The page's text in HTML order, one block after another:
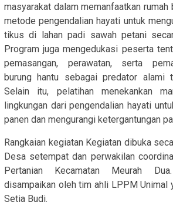
masyarakat dalam memanfaatkan rumah
metode pengendalian hayati untuk
tikus di lahan padi sawah petani
Program juga mengedukasi peserta
pemasangan, perawatan, serta
burung hantu sebagai predator alami
Selain itu, pelatihan menekankan
lingkungan dari pengendalian hayati
panen dan mengurangi ketergantungan
Rangkaian kegiatan Kegiatan dibuka
Desa setempat dan perwakilan
Pertanian Kecamatan Meurah
disampaikan oleh tim ahli LPPM Unimal
Setia Budi.